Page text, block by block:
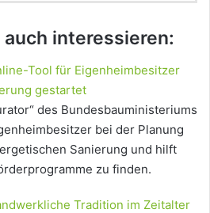
interessieren:
Tool für Eigenheimbesitzer
gestartet
des Bundesbauministeriums
bei der Planung
Sanierung und hilft
zu finden.
Tradition im Zeitalter